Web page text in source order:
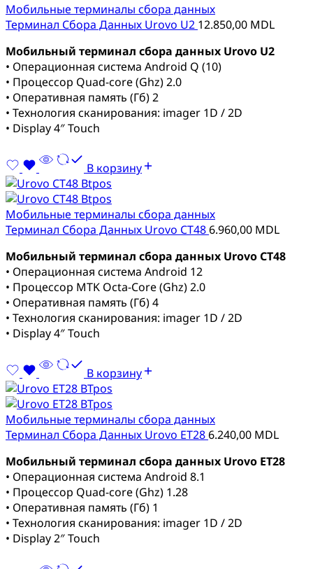
Мобильные терминалы сбора данных
Терминал Сбора Данных Urovo U2 12.850,00 MDL
Мобильный терминал сбора данных Urovo U2
• Операционная система Android Q (10)
• Процессор Quad-core (Ghz) 2.0
• Оперативная память (Гб) 2
• Технология сканирования: imager 1D / 2D
• Display 4″ Touch
В корзину
Мобильные терминалы сбора данных
Терминал Сбора Данных Urovo CT486.960,00 MDL
Мобильный терминал сбора данных Urovo CT48
• Операционная система Android 12
• Процессор MTK Octa-Core (Ghz) 2.0
• Оперативная память (Гб) 4
• Технология сканирования: imager 1D / 2D
• Display 4″ Touch
В корзину
Мобильные терминалы сбора данных
Терминал Сбора Данных Urovo ET286.240,00 MDL
Мобильный терминал сбора данных Urovo ET28
• Операционная система Android 8.1
• Процессор Quad-core (Ghz) 1.28
• Оперативная память (Гб) 1
• Технология сканирования: imager 1D / 2D
• Display 2″ Touch